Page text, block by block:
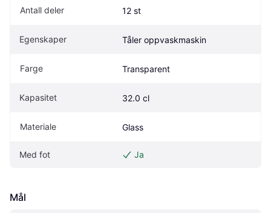
Antall deler 12 st
Egenskaper Tåler oppvaskmaskin
Farge Transparent
Kapasitet 32.0 cl
Materiale Glass
Med fot Ja
Mål